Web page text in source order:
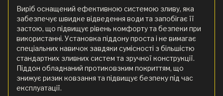
Виріб оснащений ефективною системою зливу, яка
забезпечує швидке відведення води та запобігає її
застою, що підвищує рівень комфорту та безпеки при
використанні. Установка піддону проста і не вимагає
спеціальних навичок завдяки сумісності з більшістю
стандартних зливних систем та зручної конструкції.
Піддон обладнаний протиковзким покриттям, що
знижує ризик ковзання та підвищує безпеку під час
експлуатації.